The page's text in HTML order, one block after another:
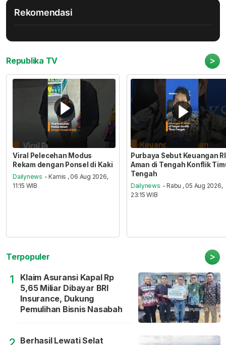
Rekomendasi
Republika TV >
Viral Pelecehan Modus
Rekam dengan Ponsel di Kaki
Dailynews - Kamis , 06 Aug 2026,
11:15 WIB
Purbaya Sebut Keuangan RI
Aman di Tengah Konflik
Tengah
Dailynews - Rabu , 05 Aug 2026,
23:15 WIB
Terpopuler >
1
Klaim Asuransi Kapal Rp
5,65 Miliar Dibayar BRI
Insurance, Dukung
Pemulihan Bisnis Nasabah
Berhasil Lewati Selat